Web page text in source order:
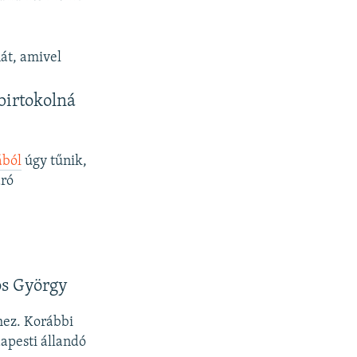
amivel
úgy tűnik,
György
Korábbi
állandó